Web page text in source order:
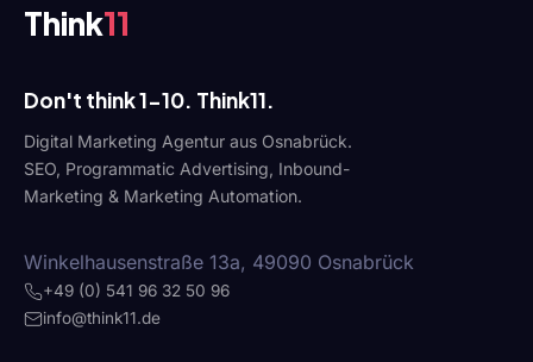
Think11
Don't think 1-10. Think11.
Digital Marketing Agentur aus Osnabrück.
SEO, Programmatic Advertising, Inbound-
Marketing & Marketing Automation.
Winkelhausenstraße 13a, 49090 Osnabrück
+49 (0) 541 96 32 50 96
info@think11.de